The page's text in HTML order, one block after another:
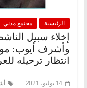
الرئيسية مجتمع مدني
إخلاء سبيل
وأشرف أيوب:
انتظار ترحيله
14 يوليو، 2021